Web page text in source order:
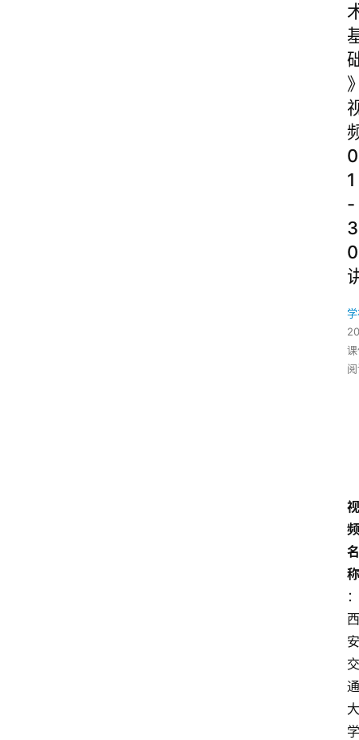
0
1
-
3
0
视
频
名
称
：
西
安
交
通
大
学